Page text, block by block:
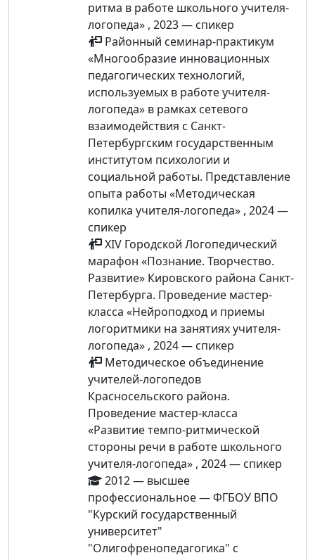
ритма в работе школьного учителя-
логопеда» , 2023 — спикер
Районный семинар-практикум
«Многообразие инновационных
педагогических технологий,
используемых в работе учителя-
логопеда» в рамках сетевого
взаимодействия с Санкт-
Петербургским государственным
институтом психологии и
социальной работы. Представление
опыта работы «Методическая
копилка учителя-логопеда» , 2024 —
спикер
XIV Городской Логопедический
марафон «Познание. Творчество.
Развитие» Кировского района Санкт-
Петербурга. Проведение мастер-
класса «Нейроподход и приемы
логоритмики на занятиях учителя-
логопеда» , 2024 — спикер
Методическое объединение
учителей-логопедов
Красносельского района.
Проведение мастер-класса
«Развитие темпо-ритмической
стороны речи в работе школьного
учителя-логопеда» , 2024 — спикер
2012 — высшее
профессиональное — ФГБОУ ВПО
"Курский государственный
университет"
"Олигофренопедагогика" с